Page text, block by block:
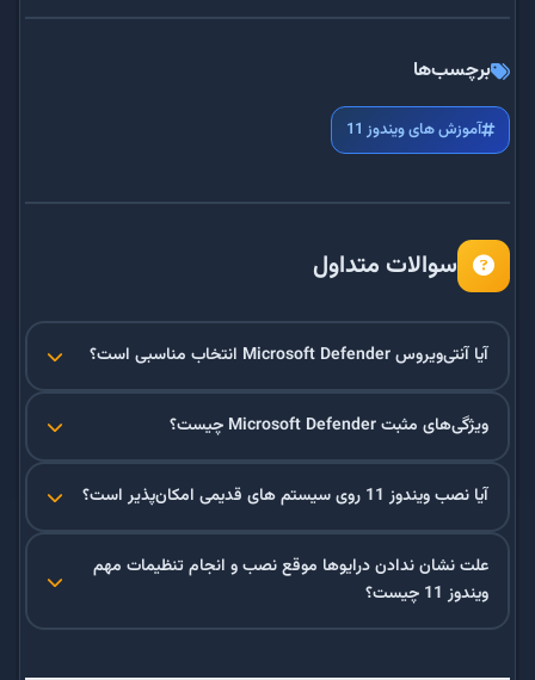
برچسب‌ها
آموزش های ویندوز 11
سوالات متداول
آیا آنتی‌ویروس Microsoft Defender انتخاب مناسبی است؟
ویژگی‌های مثبت Microsoft Defender چیست؟
آیا نصب ویندوز 11 روی سیستم های قدیمی امکان‌پذیر است؟
علت نشان ندادن درایوها موقع نصب و انجام تنظیمات مهم
ویندوز 11 چیست؟